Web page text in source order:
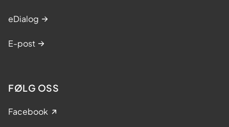
eDialog
E-post
FØLG OSS
Facebook